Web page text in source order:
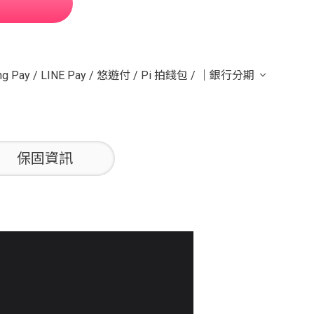
Pay / LINE Pay / 悠遊付 / Pi 拍錢包 / ｜銀行分期
保固資訊